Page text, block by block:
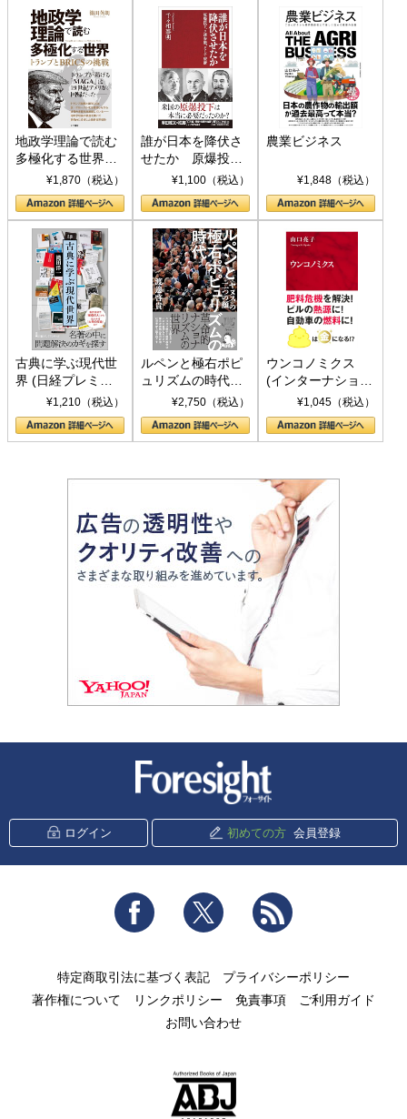
地政学理論で読む
多極化する世界：
トランプとBRICS
の挑戦
¥1,870（税込）
誰が日本を降伏さ
せたか 原爆投
下、ソ連参戦、そ
して聖断 (PHP新
書)
¥1,100（税込）
農業ビジネス
¥1,848（税込）
古典に学ぶ現代世
界 (日経プレミア
シリーズ)¥1,210（税込）
ルペンと極右ポピ
ュリズムの時代：
〈ヤヌス〉の二つ
の顔
¥2,750（税込）
ウンコノミクス
(インターナショナ
ル新書)¥1,045（税込）
ログイン 初めての方 会員登録
Facebook Twitter
特定商取引法に基づく表記
プライバシーポリシー
著作権について
リンクポリシー 免責事項
ご利用ガイド
お問い合わせ